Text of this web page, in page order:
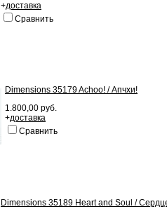
+доставка
Сравнить
Dimensions 35179 Achoo! / Апчхи!
1.800,00 руб.
+доставка
Сравнить
Dimensions 35189 Heart and Soul /